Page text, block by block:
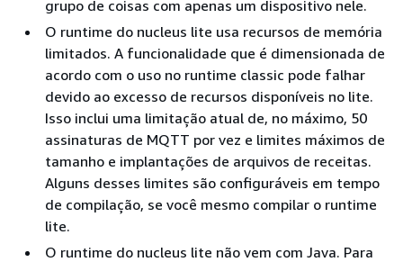
grupo de coisas com apenas um dispositivo nele.
O runtime do nucleus lite usa recursos de memória
limitados. A funcionalidade que é dimensionada de
acordo com o uso no runtime classic pode falhar
devido ao excesso de recursos disponíveis no lite.
Isso inclui uma limitação atual de, no máximo, 50
assinaturas de MQTT por vez e limites máximos de
tamanho e implantações de arquivos de receitas.
Alguns desses limites são configuráveis em tempo
de compilação, se você mesmo compilar o runtime
lite.
O runtime do nucleus lite não vem com Java. Para